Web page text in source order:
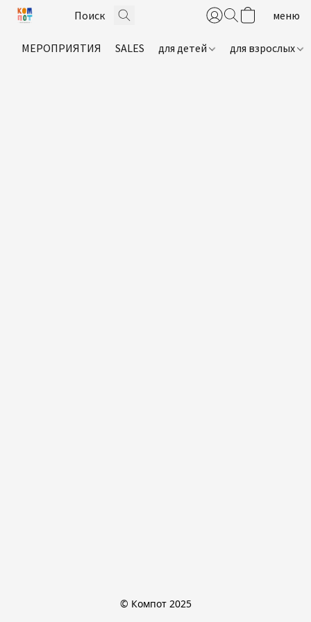
МЕРОПРИЯТИЯ SALES для детей для взрослых
© Компот 2025